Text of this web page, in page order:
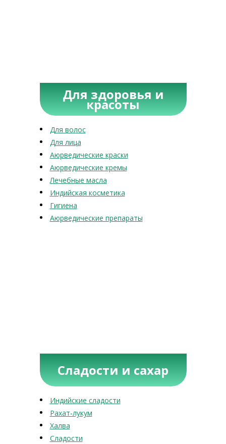
Для здоровья и
красоты
Для волос
Для лица
Аюрведические краски
Аюрведические кремы
Лечебные масла
Индийская косметика
Гигиена
Аюрведические препараты
Сладости и сахар
Индийские сладости
Рахат-лукум
Халва
Сладости